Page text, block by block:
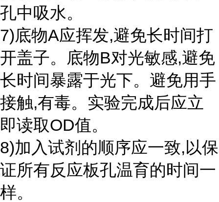
孔中吸水。
7)底物A应挥发,避免长时间打
开盖子。底物B对光敏感,避免
长时间暴露于光下。避免用手
接触,有毒。实验完成后应立
即读取OD值。
8)加入试剂的顺序应一致,以保
证所有反应板孔温育的时间一
样。